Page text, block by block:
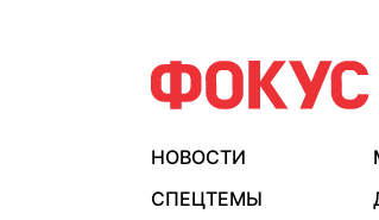
НОВОСТИ
СПЕЦТЕМЫ